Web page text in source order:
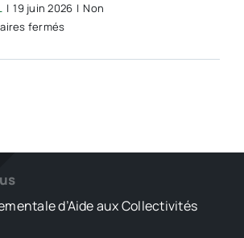
| 19 juin 2026 | Non
ferméssur
autour
empereur
gras
d’Aide aux Collectivités